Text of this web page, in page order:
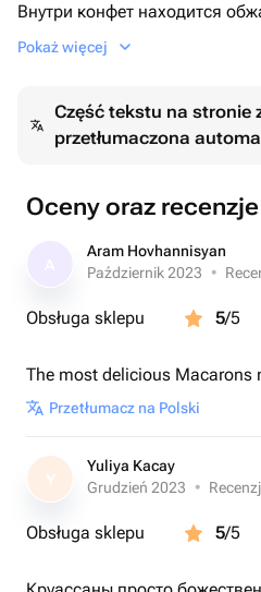
Внутри конфет находится обжаренное в сливочном
масле тесто катаифи
один сладкоежка не сможет
этих конфет. Конфеты можно
малиной,нут,карамель со
доставляются в красивой,
Pokaż więcej
Część tekstu na stronie
przetłumaczona
Oceny oraz recenzje
Aram Hovhannisyan
Październik 2023
•
Obsługa sklepu 5/5
The most delicious Macarons
Przetłumacz na Polski
Y
Yuliya Kacay
Grudzień 2023
•
Obsługa sklepu 5/5